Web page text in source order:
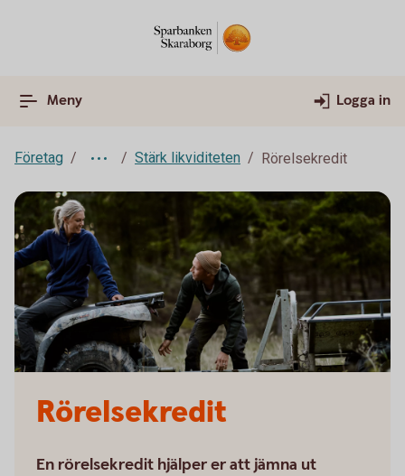
Meny Logga in
Företag Stärk likviditeten Rörelsekredit
Rörelsekredit
En rörelsekredit hjälper er att jämna ut